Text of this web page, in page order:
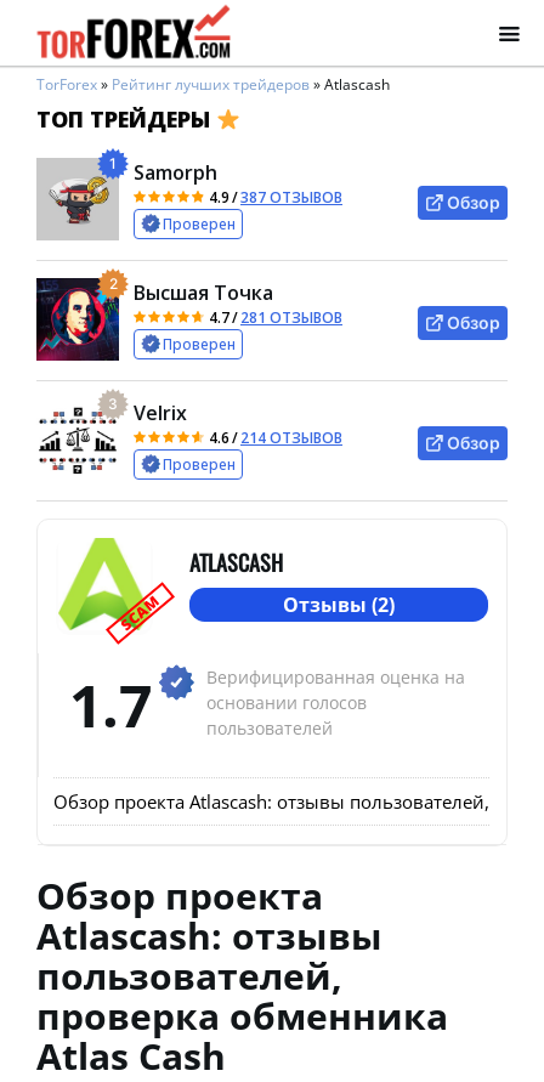
TorForex» Рейтинг лучших трейдеров»Atlascash
ТОП ТРЕЙДЕРЫ
1 Samorph
4.9/387 ОТЗЫВОВ
Проверен
Обзор
2 Высшая Точка
4.7/281 ОТЗЫВОВ
Проверен
Обзор
3 Velrix
4.6/214 ОТЗЫВОВ
Проверен
Обзор
SCAM
ATLASCASH
Отзывы (2)
1.7
Верифицированная оценка на
основании голосов
пользователей
Обзор проекта Atlascash: отзывы пользователей,
Обзор проекта
Atlascash: отзывы
пользователей,
проверка обменника
Atlas Cash